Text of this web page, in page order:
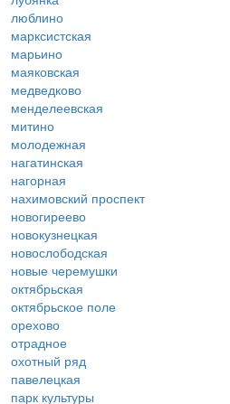
люблино
марксистская
марьино
маяковская
медведково
менделеевская
митино
молодежная
нагатинская
нагорная
нахимовский проспект
новогиреево
новокузнецкая
новослободская
новые черемушки
октябрьская
октябрьское поле
орехово
отрадное
охотный ряд
павелецкая
парк культуры